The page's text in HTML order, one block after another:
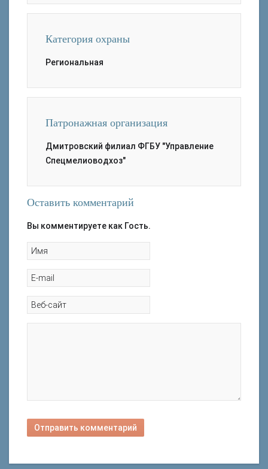
Категория охраны
Региональная
Патронажная организация
Дмитровский филиал ФГБУ "Управление
Спецмелиоводхоз"
Оставить комментарий
Вы комментируете как Гость.
Отправить комментарий